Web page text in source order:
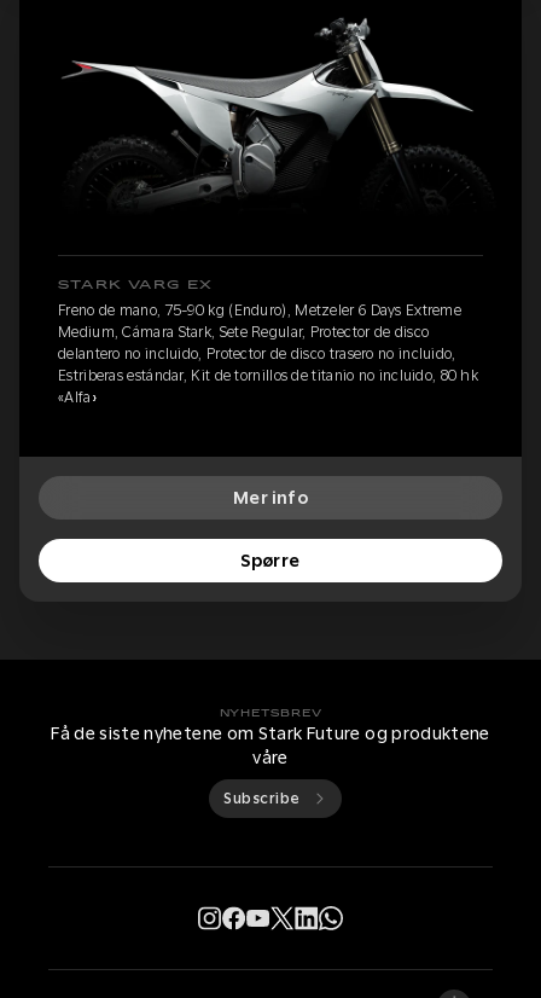
STARK VARG EX
Freno de mano, 75-90 kg (Enduro), Metzeler 6 Days Extreme
Medium, Cámara Stark, Sete Regular, Protector de disco
delantero no incluido, Protector de disco trasero no incluido,
Estriberas estándar, Kit de tornillos de titanio no incluido, 80 hk
«Alfa»
Mer info
Spørre
NYHETSBREV
Få de siste nyhetene om Stark Future og produktene
våre
Subscribe